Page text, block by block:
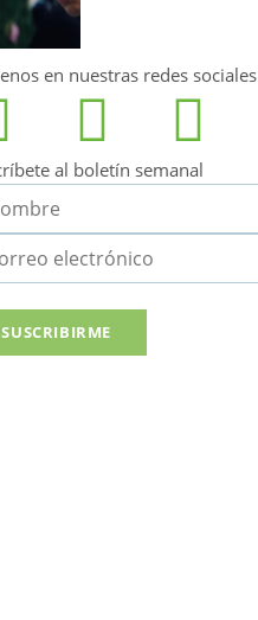
en nuestras redes sociales
al boletín semanal